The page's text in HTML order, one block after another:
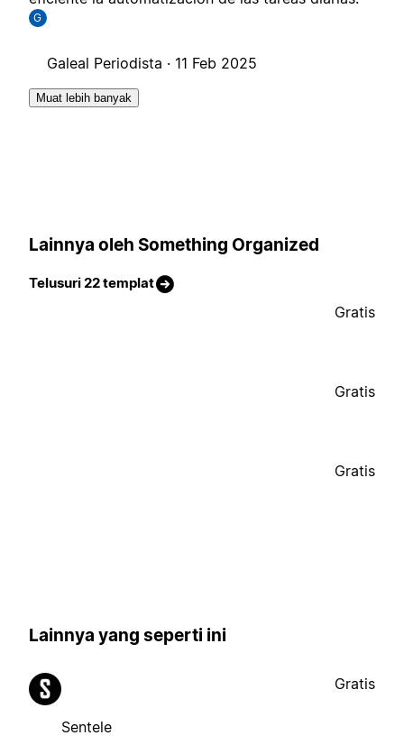
G
Galeal Periodista · 11 Feb 2025
Muat lebih banyak
Lainnya oleh Something Organized
Telusuri 22 templat
Gratis
Gratis
Gratis
Lainnya yang seperti ini
Sentele
Gratis